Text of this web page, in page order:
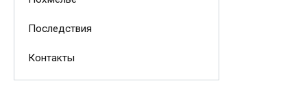
Последствия
Контакты